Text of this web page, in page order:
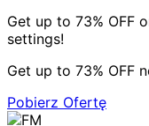
Get up to 73% OFF
settings!
Get up to 73% OFF
Pobierz Ofertę